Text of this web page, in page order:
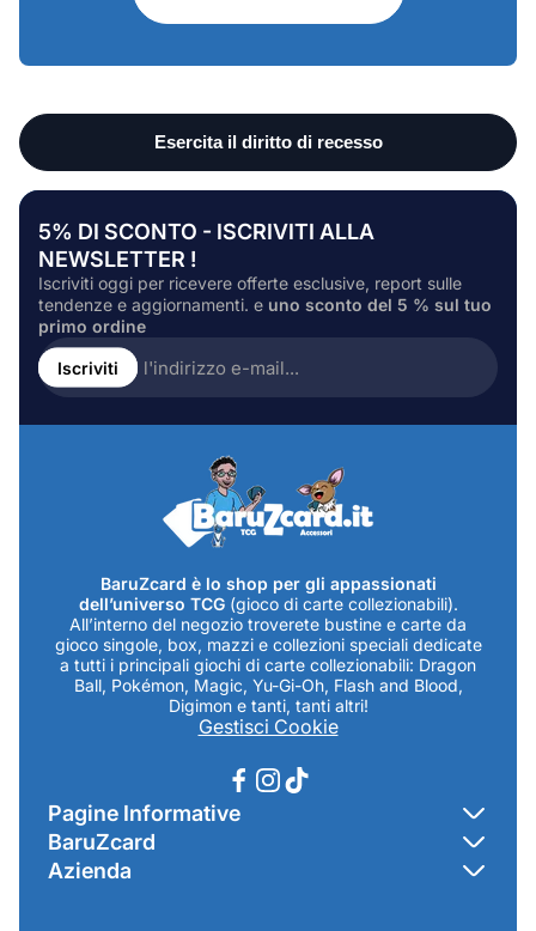
5% DI SCONTO - ISCRIVITI ALLA
NEWSLETTER !
Iscriviti oggi per ricevere offerte esclusive, report sulle
tendenze e aggiornamenti. e uno sconto del 5 % sul tuo
primo ordine
Inserire
l'indirizzo
e-
Iscriviti
BaruZcard è lo shop per gli appassionati
dell’universo TCG (gioco di carte collezionabili).
All’interno del negozio troverete bustine e carte da
gioco singole, box, mazzi e collezioni speciali dedicate
a tutti i principali giochi di carte collezionabili: Dragon
Ball, Pokémon, Magic, Yu-Gi-Oh, Flash and Blood,
Digimon e tanti, tanti altri!
Gestisci Cookie
Pagine Informative
Contatti
BaruZcard
Azienda